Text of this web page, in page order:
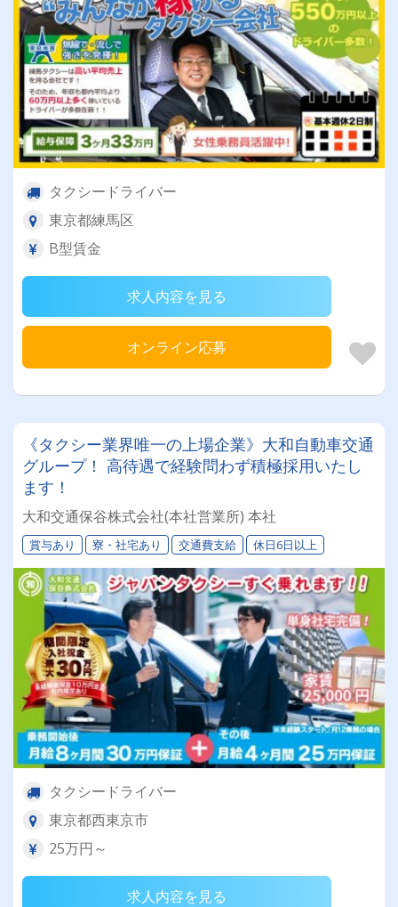
タクシードライバー
東京都練馬区
B型賃金
求人内容を見る
オンライン応募
《タクシー業界唯一の上場企業》大和自動車交通
グループ！ 高待遇で経験問わず積極採用いたし
ます！
大和交通保谷株式会社(本社営業所) 本社
賞与あり 寮・社宅あり 交通費支給 休日6日以上
タクシードライバー
東京都西東京市
25万円～
求人内容を見る